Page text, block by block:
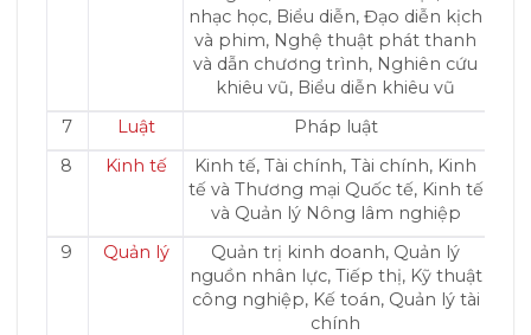
nhạc học, Biểu diễn, Đạo diễn kịch
và phim, Nghệ thuật phát thanh
và dẫn chương trình, Nghiên cứu
khiêu vũ, Biểu diễn khiêu vũ
7
Luật
Pháp luật
8
Kinh tế
Kinh tế, Tài chính, Tài chính, Kinh
tế và Thương mại Quốc tế, Kinh tế
và Quản lý Nông lâm nghiệp
9
Quản lý
Quản trị kinh doanh, Quản lý
nguồn nhân lực, Tiếp thị, Kỹ thuật
công nghiệp, Kế toán, Quản lý tài
chính